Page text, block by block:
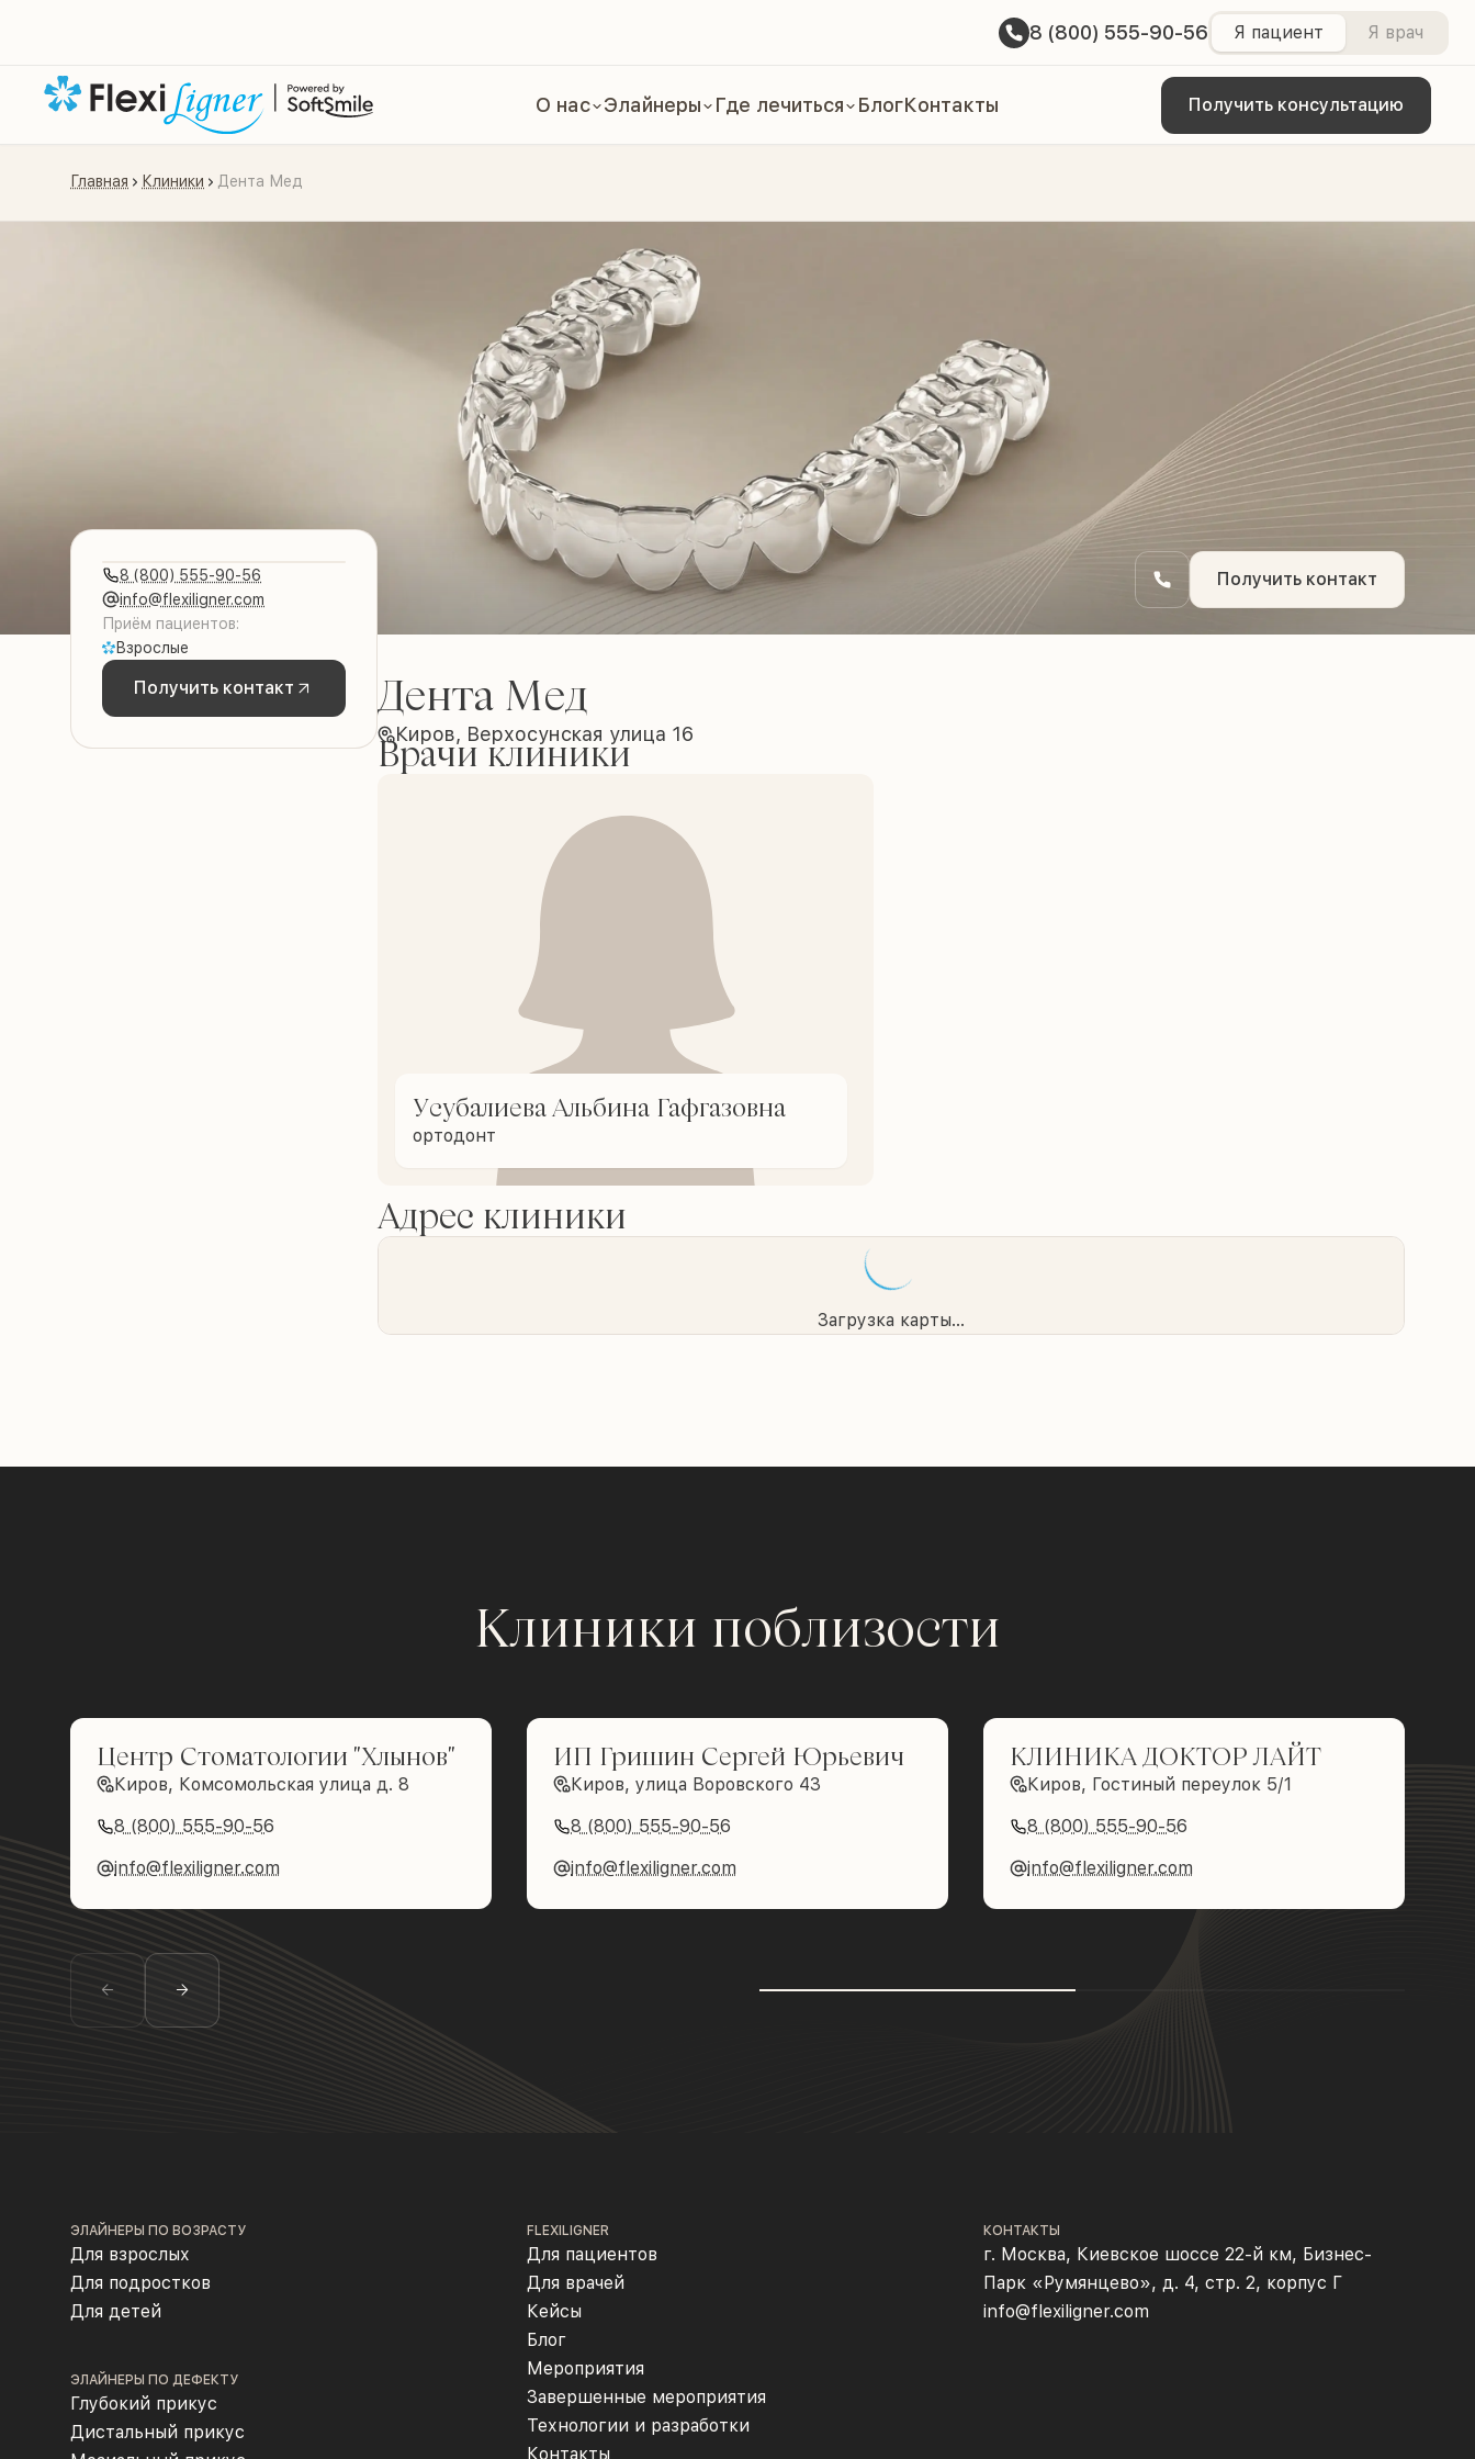
8 (800) 555-90-56 Я пациент Я врач
О нас Элайнеры Где лечиться БлогКонтакты Получить консультацию
Главная Клиники Дента Мед
Получить контакт
8 (800) 555-90-56
info@flexiligner.com
Приём пациентов:
Взрослые
Получить контакт Дента Мед
Киров, Верхосунская улица 16
Врачи клиники
Усубалиева Альбина Гафгазовна
ортодонт
Адрес клиники
Загрузка карты...
Клиники поблизости
Центр Стоматологии "Хлынов"
Киров, Комсомольская улица д. 8
8 (800) 555-90-56
info@flexiligner.com
ИП Гришин Сергей Юрьевич
Киров, улица Воровского 43
8 (800) 555-90-56
info@flexiligner.com
КЛИНИКА ДОКТОР ЛАЙТ
Киров, Гостиный переулок 5/1
8 (800) 555-90-56
info@flexiligner.com
ЭЛАЙНЕРЫ ПО ВОЗРАСТУ
Для взрослых
Для подростков
Для детей
ЭЛАЙНЕРЫ ПО ДЕФЕКТУ
Глубокий прикус
Дистальный прикус
FLEXILIGNER
Для пациентов
Для врачей
Кейсы
Блог
Мероприятия
Завершенные мероприятия
Технологии и разработки
Контакты
КОНТАКТЫ
г. Москва, Киевское шоссе 22-й км, Бизнес-
Парк «Румянцево», д. 4, стр. 2, корпус Г
info@flexiligner.com